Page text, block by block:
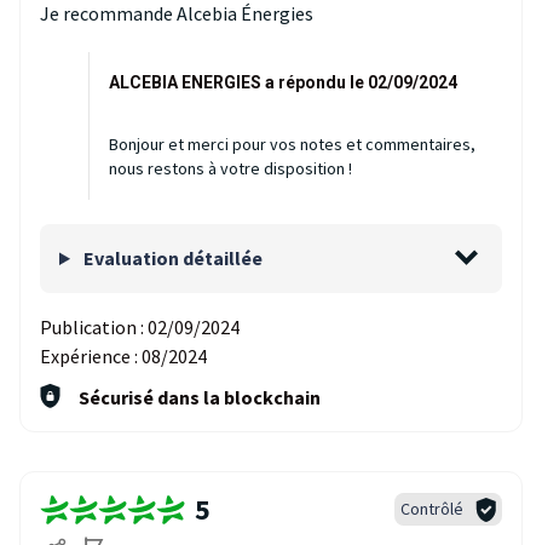
Je recommande Alcebia Énergies
ALCEBIA ENERGIES a répondu le 02/09/2024
Bonjour et merci pour vos notes et commentaires,
nous restons à votre disposition !
Evaluation détaillée
Publication : 02/09/2024
Expérience : 08/2024
Sécurisé dans la blockchain
5 Contrôlé